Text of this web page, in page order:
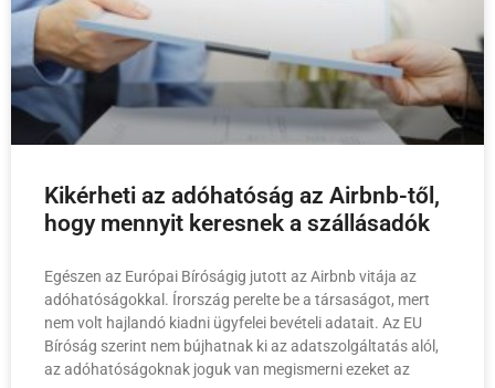
Kikérheti az adóhatóság az Airbnb-től,
hogy mennyit keresnek a szállásadók
Egészen az Európai Bíróságig jutott az Airbnb vitája az
adóhatóságokkal. Írország perelte be a társaságot, mert
nem volt hajlandó kiadni ügyfelei bevételi adatait. Az EU
Bíróság szerint nem bújhatnak ki az adatszolgáltatás alól,
az adóhatóságoknak joguk van megismerni ezeket az